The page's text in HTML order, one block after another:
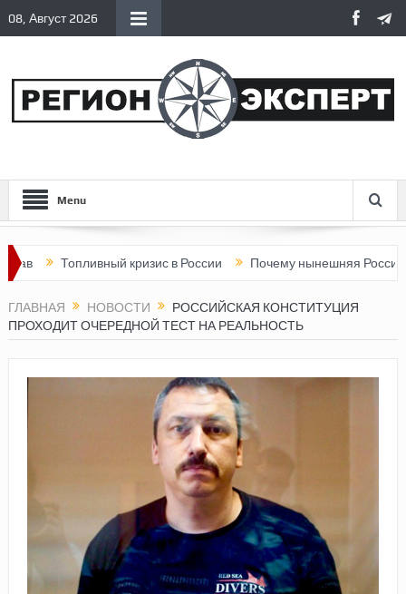
08, Август 2026
Menu
Топливный кризис в России Почему нынешняя Россия стала
ГЛАВНАЯ НОВОСТИ
РОССИЙСКАЯ КОНСТИТУЦИЯ
ПРОХОДИТ ОЧЕРЕДНОЙ ТЕСТ НА РЕАЛЬНОСТЬ